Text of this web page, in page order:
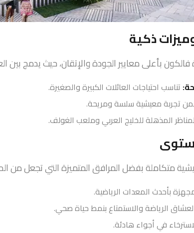
ذكية
بأعلى معايير الجودة والإتقان، حيث يدمج بين
تناسب احتياجات العائلات الكبيرة والصغيرة.
تجربة معيشية سلسة ومريحة.
المذهلة للخليج العربي وملعب الغولف.
متكاملة بفضل المرافق المتميزة التي تجعل من
بأحدث المعدات الرياضية.
لعشاق الرياضة والاستمتاع بنمط حياة صحي.
في أجواء هادئة.